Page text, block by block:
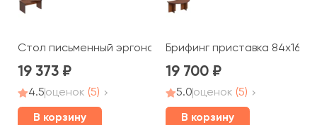
Стол письменный эргономичный левый 160x98x75 Дин-Р
19 373
4.5оценок (5)
В корзину
Брифинг приставка
19 700
5.0оценок (5)
В корзину